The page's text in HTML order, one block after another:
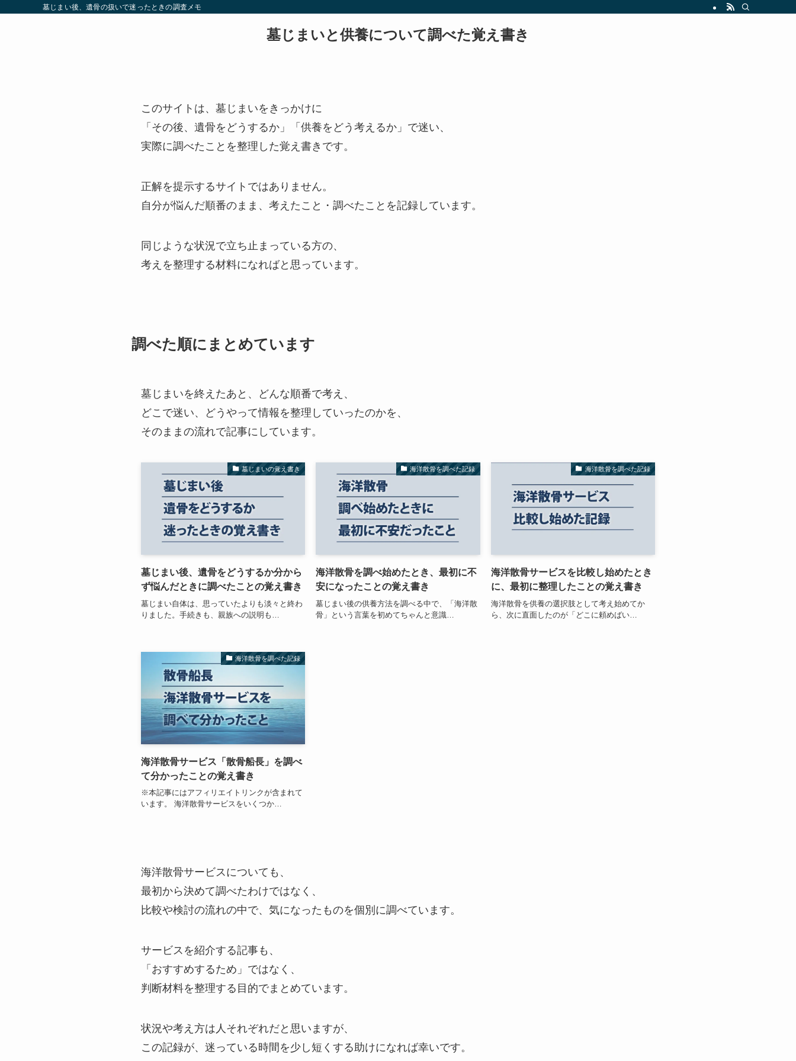
墓じまい後、遺骨の扱いで迷ったときの調査メモ
墓じまいと供養について調べた覚え書き
このサイトは、墓じまいをきっかけに
「その後、遺骨をどうするか」「供養をどう考えるか」で迷い、
実際に調べたことを整理した覚え書きです。
正解を提示するサイトではありません。
自分が悩んだ順番のまま、考えたこと・調べたことを記録しています。
同じような状況で立ち止まっている方の、
考えを整理する材料になればと思っています。
調べた順にまとめています
墓じまいを終えたあと、どんな順番で考え、
どこで迷い、どうやって情報を整理していったのかを、
そのままの流れで記事にしています。
墓じまいの覚え書き
墓じまい後、遺骨をどうするか分から
ず悩んだときに調べたことの覚え書き
墓じまい自体は、思っていたよりも淡々と終わ
りました。手続きも、親族への説明も…
海洋散骨を調べた記録
海洋散骨を調べ始めたとき、最初に不
安になったことの覚え書き
墓じまい後の供養方法を調べる中で、「海洋散
骨」という言葉を初めてちゃんと意識…
海洋散骨を調べた記録
海洋散骨サービスを比較し始めたとき
に、最初に整理したことの覚え書き
海洋散骨を供養の選択肢として考え始めてか
ら、次に直面したのが「どこに頼めばい…
海洋散骨を調べた記録
海洋散骨サービス「散骨船長」を調べ
て分かったことの覚え書き
※本記事にはアフィリエイトリンクが含まれて
います。 海洋散骨サービスをいくつか…
海洋散骨サービスについても、
最初から決めて調べたわけではなく、
比較や検討の流れの中で、気になったものを個別に調べています。
サービスを紹介する記事も、
「おすすめするため」ではなく、
判断材料を整理する目的でまとめています。
状況や考え方は人それぞれだと思いますが、
この記録が、迷っている時間を少し短くする助けになれば幸いです。